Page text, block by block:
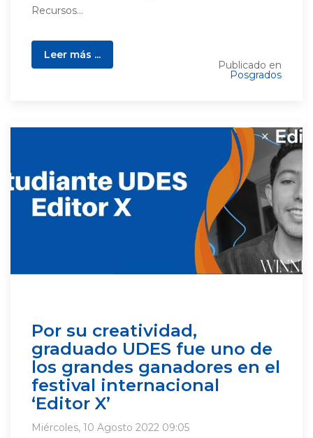
Recursos...
Leer más ...
Publicado en
Posgrados
Por su creatividad,
graduado UDES fue uno de
los grandes ganadores en el
festival internacional
‘Editor X’
Miércoles, 10 Agosto 2022 09:05